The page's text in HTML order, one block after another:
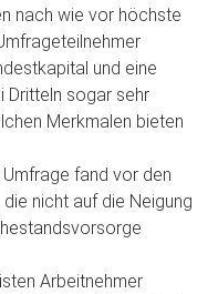
nach wie vor höchste
und eine
Dritteln sogar sehr
Merkmalen bieten
fand vor den
nicht auf die Neigung
Arbeitnehmer